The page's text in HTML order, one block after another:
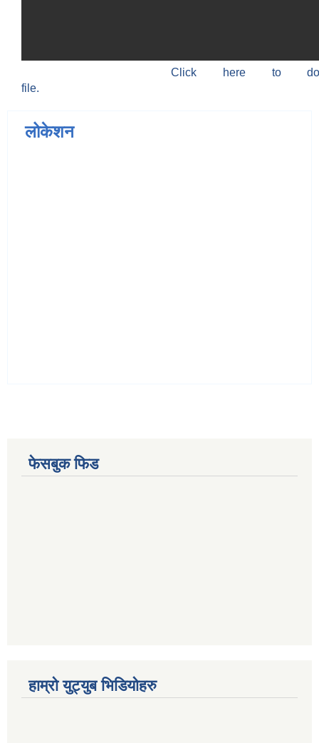
Click here to
file.
लोकेशन
फेसबुक फिड
हाम्रो युट्युब भिडियोहरु